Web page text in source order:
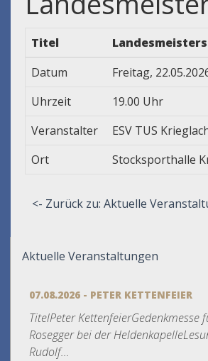
Titel
Datum
Freitag,
Uhrzeit
19.00 Uhr
Veranstalter
ESV TUS
Ort
Stocksporthalle
<- Zurück zu: Aktuelle
Aktuelle Veranstaltungen
07.08.2026 - PETER KETTENFEIER
TitelPeter KettenfeierGedenkmesse
Rosegger bei der
Rudolf...